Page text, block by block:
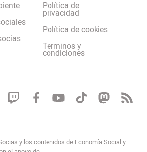
Política de
privacidad
Política de cookies
Terminos y
condiciones
y los contenidos de Economía Social y